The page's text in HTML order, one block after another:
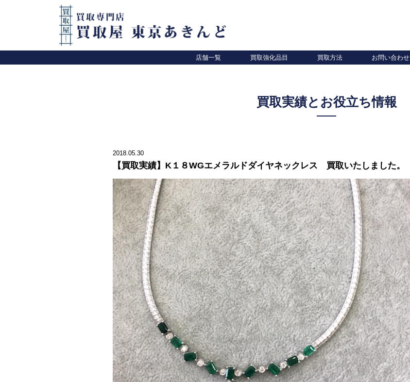
店舗一覧 買取強化品目 買取方法 お問い合わせ
買取実績とお役立ち情報
2018.05.30
【買取実績】K１８WGエメラルドダイヤネックレス 買取いたしました。